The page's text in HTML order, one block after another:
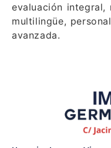
evaluación integral,
multilingüe,
avanzada.